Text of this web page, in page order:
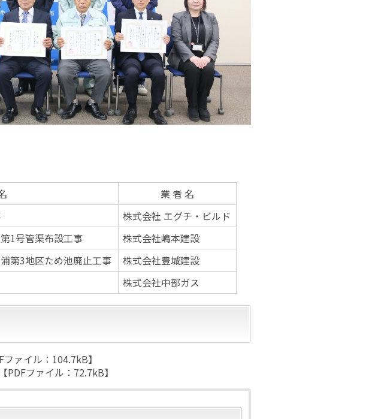
業 者 名
株式会社 エグチ・ビルド
1号管渠布設工事
株式会社嶋本建設
第3地区ため池廃止工事
株式会社豊城建設
株式会社中部ガス
ファイル：104.7kB】
【PDFファイル：72.7kB】